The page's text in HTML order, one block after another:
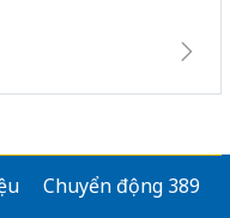
Chuyển động 389